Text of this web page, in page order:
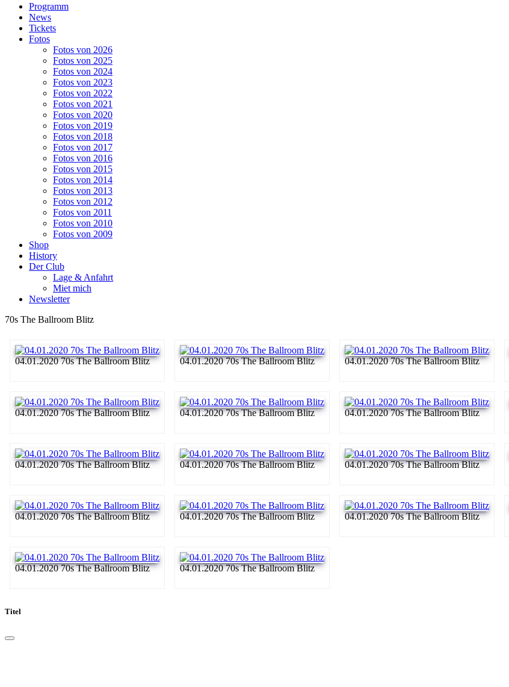
Programm
News
Tickets
Fotos
Fotos von 2026
Fotos von 2025
Fotos von 2024
Fotos von 2023
Fotos von 2022
Fotos von 2021
Fotos von 2020
Fotos von 2019
Fotos von 2018
Fotos von 2017
Fotos von 2016
Fotos von 2015
Fotos von 2014
Fotos von 2013
Fotos von 2012
Fotos von 2011
Fotos von 2010
Fotos von 2009
Shop
History
Der Club
Lage & Anfahrt
Miet mich
Newsletter
70s The Ballroom Blitz
04.01.2020 70s The Ballroom Blitz 04.01.2020 70s The Ballroom Blitz 04.01.2020 70s The Ballroom Blitz
04.01.2020 70s The Ballroom Blitz 04.01.2020 70s The Ballroom Blitz 04.01.2020 70s The Ballroom Blitz
04.01.2020 70s The Ballroom Blitz 04.01.2020 70s The Ballroom Blitz 04.01.2020 70s The Ballroom Blitz
04.01.2020 70s The Ballroom Blitz 04.01.2020 70s The Ballroom Blitz 04.01.2020 70s The Ballroom Blitz
04.01.2020 70s The Ballroom Blitz 04.01.2020 70s The Ballroom Blitz
Titel